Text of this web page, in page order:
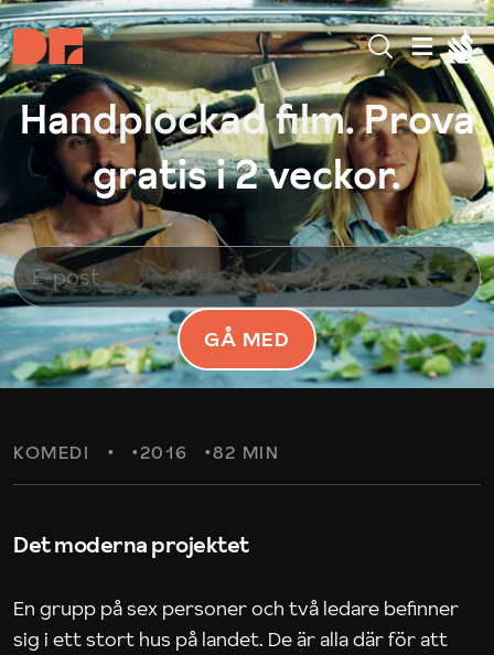
Handplockad film. Prova
gratis i 2 veckor.
GÅ MED
KOMEDI 2016 82 MIN
Det moderna projektet
En grupp på sex personer och två ledare befinner
sig i ett stort hus på landet. De är alla där för att